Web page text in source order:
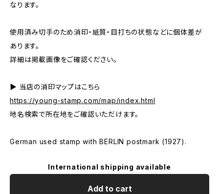
なります。
使用済み切手のため消印・紙質・目打ちの状態などに個体差が
あります。
詳細は掲載画像をご確認ください。
▶ 当店の消印マップはこちら
https://young-stamp.com/map/index.html
地名検索で所在地をご確認いただけます。
German used stamp with BERLIN postmark (1927).
International shipping available
Add to cart